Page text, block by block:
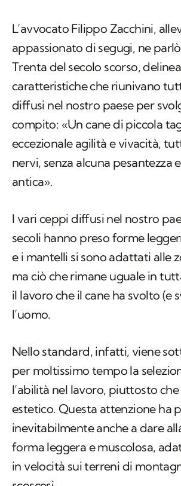
L’avvocato Filippo Zacchini,
appassionato di segugi, ne
Trenta del secolo scorso,
caratteristiche che riunivano
diffusi nel nostro paese per
compito: «Un cane di piccola
eccezionale agilità e vivacità,
nervi, senza alcuna pesantezza
antica».
I vari ceppi diffusi nel nostro
secoli hanno preso forme
e i mantelli si sono adattati alle
ma ciò che rimane uguale in
il lavoro che il cane ha svolto (e
l’uomo.
Nello standard, infatti, viene
per moltissimo tempo la
l’abilità nel lavoro, piuttosto che
estetico. Questa attenzione ha
inevitabilmente anche a dare
forma leggera e muscolosa,
in velocità sui terreni di